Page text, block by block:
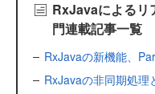
RxJavaによるリ
門連載記事一覧
RxJavaの新機能、
RxJavaの非同期処